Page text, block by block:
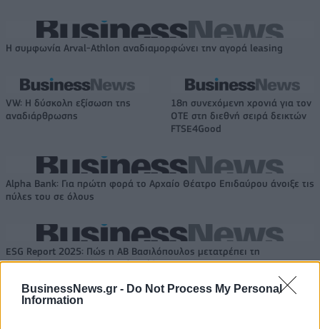
BusinessNews.gr - Do Not Process My Personal
Information
Η συμφωνία Arval-Athlon αναδιαμορφώνει την αγορά leasing
VW: Η δύσκολη εξίσωση της
αναδιάρθρωσης
18η συνεχόμενη χρονιά για τον
ΟΤΕ στη διεθνή σειρά δεικτών
FTSE4Good
Alpha Bank: Για πρώτη φορά το Αρχαίο Θέατρο Επιδαύρου άνοιξε τις
πύλες του σε όλους
ESG Report 2025: Πώς η ΑΒ Βασιλόπουλος μετατρέπει τη
βιωσιμότητα σε καθημερινή πράξη